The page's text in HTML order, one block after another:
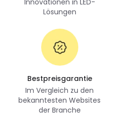
Lösungen
Bestpreisgarantie
Im Vergleich zu den
bekanntesten Websites
der Branche